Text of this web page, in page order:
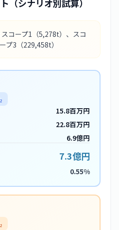
（シナリオ別試算）
スコープ1 （5,278t） 、スコ
プ3 （229,458t）
15.8百万円
22.8百万円
6.9億円
7.3億円
0.55%